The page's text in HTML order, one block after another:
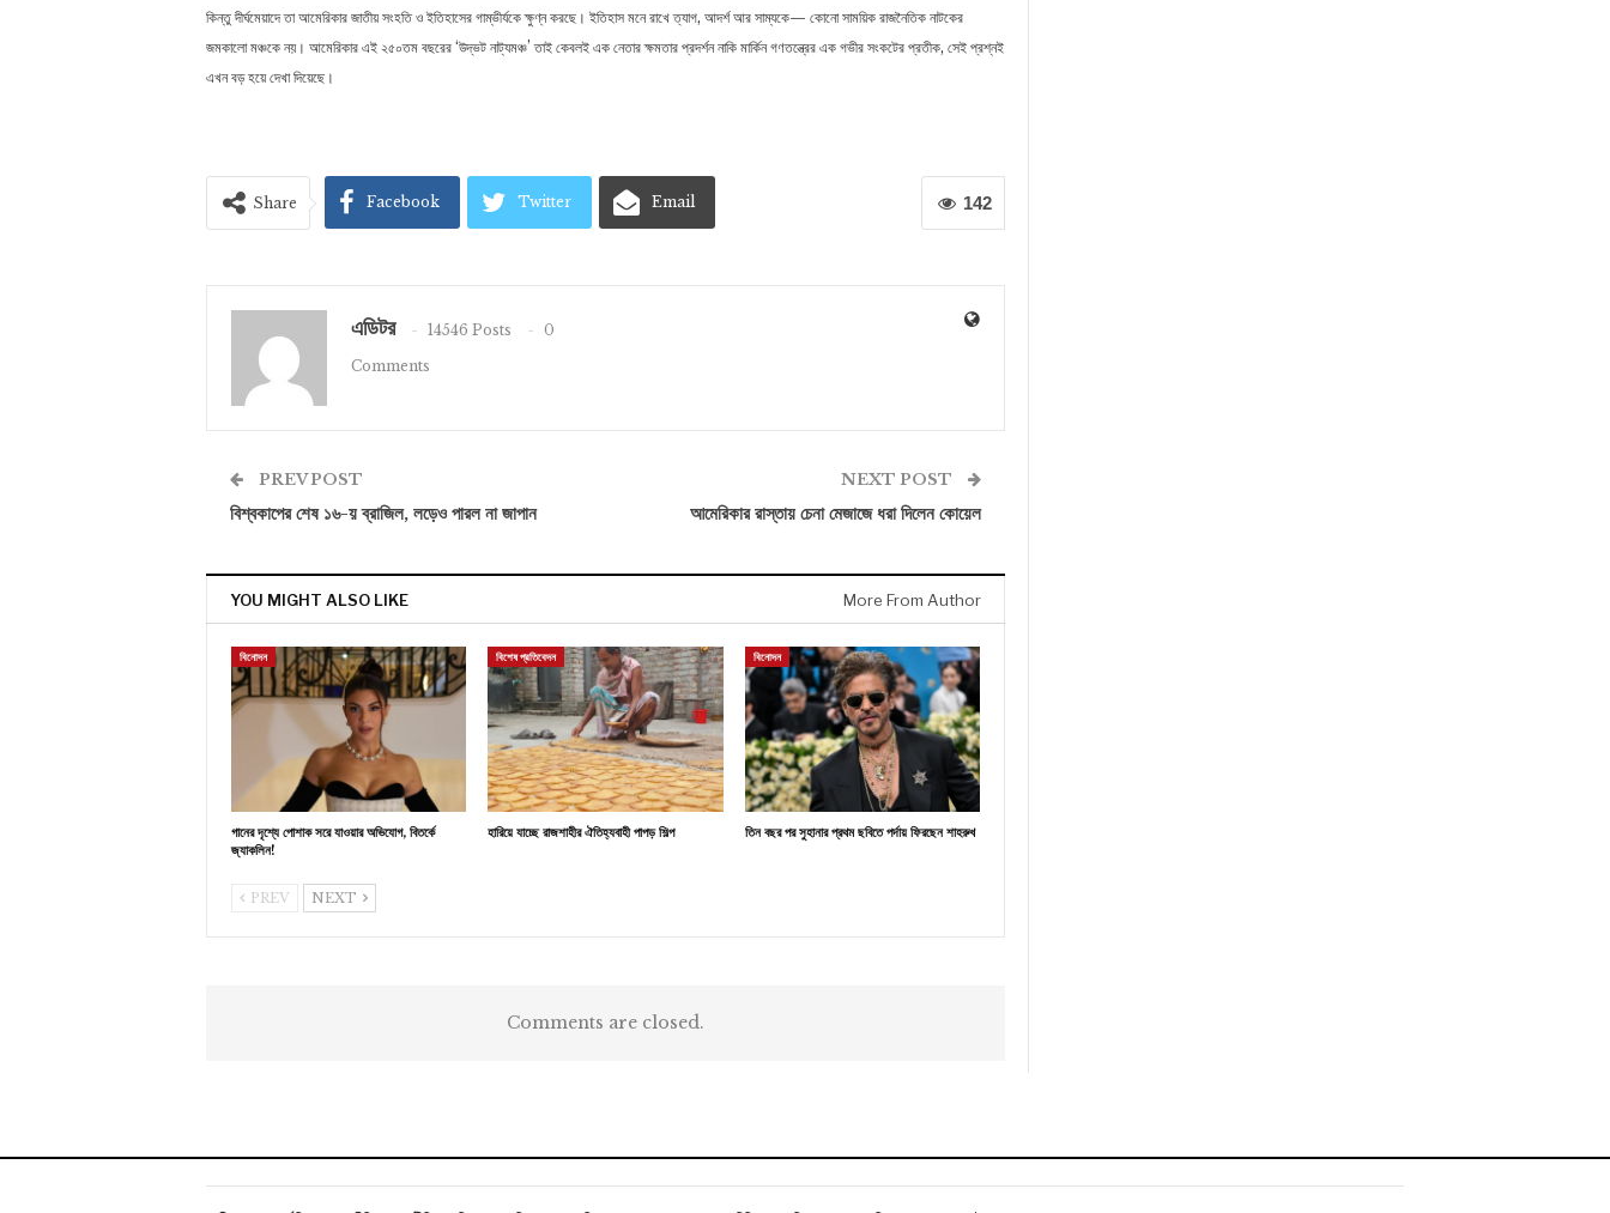
কিন্তু দীর্ঘমেয়াদে তা আমেরিকার জাতীয় সংহতি ও ইতিহাসের গাম্ভীর্যকে ক্ষুণ্ন করছে। ইতিহাস মনে রাখে ত্যাগ, আদর্শ আর সাম্যকে— কোনো সাময়িক রাজনৈতিক নাটকের
জমকালো মঞ্চকে নয়। আমেরিকার এই ২৫০তম বছরের ‘উদ্ভট নাট্যমঞ্চ’ তাই কেবলই এক নেতার ক্ষমতার প্রদর্শন নাকি মার্কিন গণতন্ত্রের এক গভীর সংকটের প্রতীক, সেই প্রশ্নই
এখন বড় হয়ে দেখা দিয়েছে।
142
Share Facebook Twitter Email
এডিটর 14546 Posts
0
Comments
PREV POST
বিশ্বকাপের শেষ ১৬-য় ব্রাজিল, লড়েও পারল না জাপান
NEXT POST
আমেরিকার রাস্তায় চেনা মেজাজে ধরা দিলেন কোয়েল
YOU MIGHT ALSO LIKE More From Author
বিনোদন
গানের দৃশ্যে পোশাক সরে যাওয়ার অভিযোগ, বিতর্কে
জ্যাকলিন!
বিশেষ প্রতিবেদন
হারিয়ে যাচ্ছে রাজশাহীর ঐতিহ্যবাহী পাপড় শিল্প
বিনোদন
তিন বছর পর সুহানার প্রথম ছবিতে পর্দায় ফিরছেন শাহরুখ
PREV NEXT
Comments are closed.